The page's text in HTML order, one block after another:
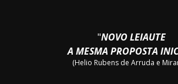
"NOVO LEIAUTE
A MESMA PROPOSTA
(Helio Rubens de Arruda e